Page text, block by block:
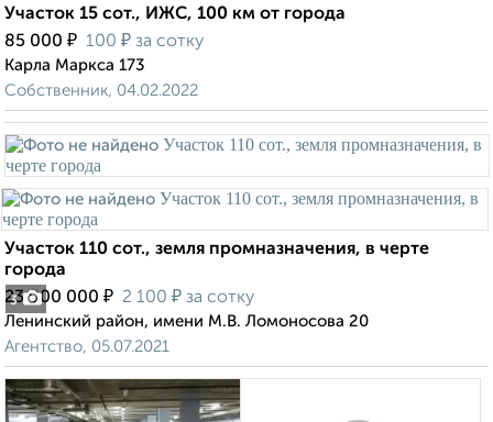
Участок 15 сот., ИЖС, 100 км от города
85 000 ₽ 100 ₽ за сотку
Карла Маркса 173
Собственник, 04.02.2022
3
Участок 110 сот., земля промназначения, в черте
города
23 000 000 ₽ 2 100 ₽ за сотку
Ленинский район, имени М.В. Ломоносова 20
Агентство, 05.07.2021